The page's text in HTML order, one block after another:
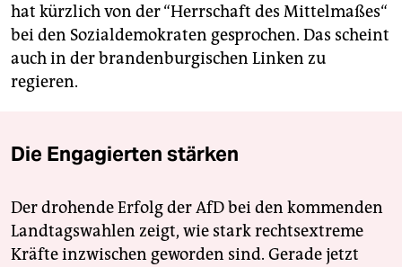
hat kürzlich von der “Herrschaft des Mittelmaßes“
bei den Sozialdemokraten gesprochen. Das scheint
auch in der brandenburgischen Linken zu
regieren.
Die Engagierten stärken
Der drohende Erfolg der AfD bei den kommenden
Landtagswahlen zeigt, wie stark rechtsextreme
Kräfte inzwischen geworden sind. Gerade jetzt